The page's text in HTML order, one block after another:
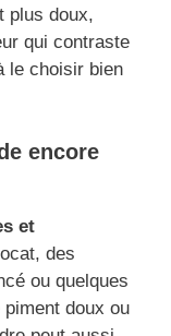
plus doux,
qui contraste
le choisir bien
encore
et
des
ou quelques
doux ou